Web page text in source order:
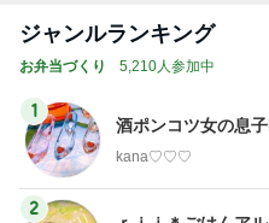
ジャンルランキング
お弁当づくり 5,210人参加中
1
酒ポンコツ女の息
kana♡♡♡
2